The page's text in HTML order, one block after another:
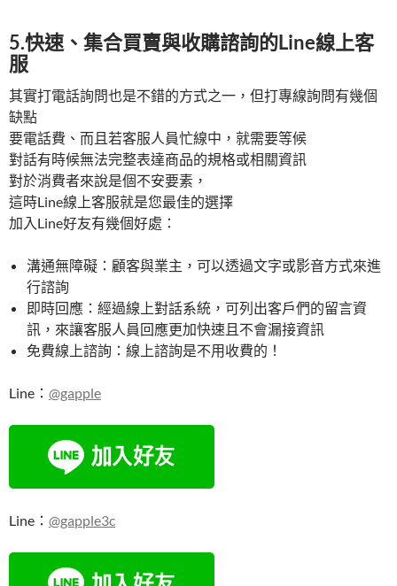
5.快速、集合買賣與收購諮詢的Line線上客
服
其實打電話詢問也是不錯的方式之一，但打專線詢問有幾個
缺點
要電話費、而且若客服人員忙線中，就需要等候
對話有時候無法完整表達商品的規格或相關資訊
對於消費者來說是個不安要素，
這時Line線上客服就是您最佳的選擇
加入Line好友有幾個好處：
溝通無障礙：顧客與業主，可以透過文字或影音方式來進
行諮詢
即時回應：經過線上對話系統，可列出客戶們的留言資
訊，來讓客服人員回應更加快速且不會漏接資訊
免費線上諮詢：線上諮詢是不用收費的！
Line： @gapple
Line： @gapple3c